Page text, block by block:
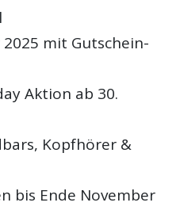
mit Gutschein-
Aktion ab 30.
Kopfhörer &
bis Ende November